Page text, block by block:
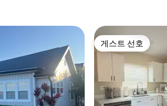
게스트 선호
게스트 선호